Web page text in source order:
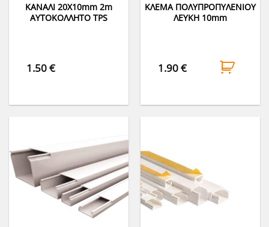
ΚΑΝΑΛΙ 20Χ10mm 2m
ΑΥΤΟΚΟΛΛΗΤΟ TPS
1.50€
ΚΛΕΜΑ ΠΟΛΥΠΡΟΠΥΛΕΝΙΟΥ
ΛΕΥΚΗ 10mm
1.90€